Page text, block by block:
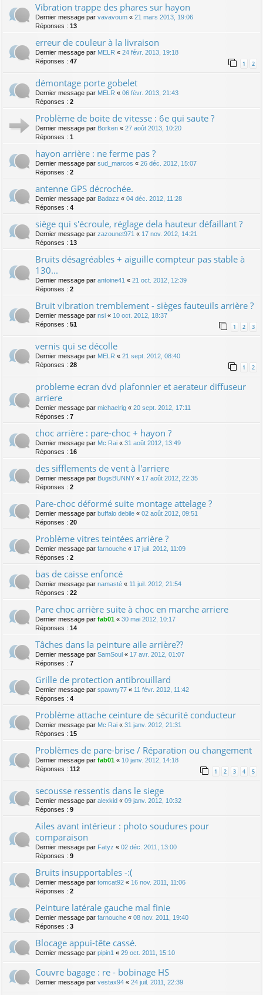
Vibration trappe des phares sur hayon
Dernier message par vavavoum « 21 mars 2013, 19:06
Réponses : 13
erreur de couleur à la livraison
Dernier message par MELR « 24 févr. 2013, 19:18
Réponses : 47 1 2
démontage porte gobelet
Dernier message par MELR « 06 févr. 2013, 21:43
Réponses : 2
Problème de boite de vitesse : 6e qui saute ?
Dernier message par Borken « 27 août 2013, 10:20
Réponses : 1
hayon arrière : ne ferme pas ?
Dernier message par sud_marcos « 26 déc. 2012, 15:07
Réponses : 2
antenne GPS décrochée.
Dernier message par Badazz « 04 déc. 2012, 11:28
Réponses : 4
siège qui s'écroule, réglage dela hauteur défaillant ?
Dernier message par zazounet971 « 17 nov. 2012, 14:21
Réponses : 13
Bruits désagréables + aiguille compteur pas stable à
130...
Dernier message par antoine41 « 21 oct. 2012, 12:39
Réponses : 2
Bruit vibration tremblement - sièges fauteuils arrière ?
Dernier message par nsi « 10 oct. 2012, 18:37
Réponses : 51 1 2 3
vernis qui se décolle
Dernier message par MELR « 21 sept. 2012, 08:40
Réponses : 28 1 2
probleme ecran dvd plafonnier et aerateur diffuseur
arriere
Dernier message par michaelrig « 20 sept. 2012, 17:11
Réponses : 7
choc arrière : pare-choc + hayon ?
Dernier message par Mc Rai « 31 août 2012, 13:49
Réponses : 16
des sifflements de vent à l'arriere
Dernier message par BugsBUNNY « 17 août 2012, 22:35
Réponses : 2
Pare-choc déformé suite montage attelage ?
Dernier message par buffalo debile « 02 août 2012, 09:51
Réponses : 20
Problème vitres teintées arrière ?
Dernier message par farnouche « 17 juil. 2012, 11:09
Réponses : 2
bas de caisse enfoncé
Dernier message par namasté « 11 juil. 2012, 21:54
Réponses : 22
Pare choc arrière suite à choc en marche arriere
Dernier message par fab01 « 30 mai 2012, 10:17
Réponses : 14
Tâches dans la peinture aile arrière??
Dernier message par SamSoul « 17 avr. 2012, 01:07
Réponses : 7
Grille de protection antibrouillard
Dernier message par spawny77 « 11 févr. 2012, 11:42
Réponses : 4
Problème attache ceinture de sécurité conducteur
Dernier message par Mc Rai « 31 janv. 2012, 21:31
Réponses : 15
Problèmes de pare-brise / Réparation ou changement
Dernier message par fab01 « 10 janv. 2012, 14:18
Réponses : 112 1 2 3 4 5
secousse ressentis dans le siege
Dernier message par alexkid « 09 janv. 2012, 10:32
Réponses : 9
Ailes avant intérieur : photo soudures pour
comparaison
Dernier message par Fatyz « 02 déc. 2011, 13:00
Réponses : 9
Bruits insupportables -:(
Dernier message par tomcat92 « 16 nov. 2011, 11:06
Réponses : 2
Peinture latérale gauche mal finie
Dernier message par farnouche « 08 nov. 2011, 19:40
Réponses : 3
Blocage appui-tête cassé.
Dernier message par pipin1 « 29 oct. 2011, 15:10
Couvre bagage : re - bobinage HS
Dernier message par vestax94 « 24 juil. 2011, 22:39